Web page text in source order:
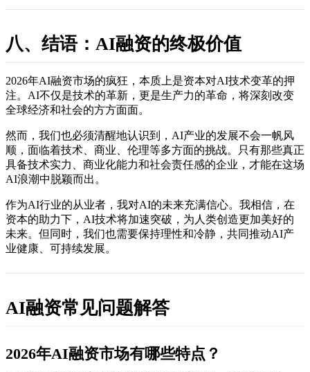
八、结语：AI融资的终极价值
2026年AI融资市场的疯狂，本质上是资本对AI技术变革的押
注。AI不仅是技术的革新，更是生产力的革命，将深刻改变
全球经济和社会的方方面面。
然而，我们也必须清醒地认识到，AI产业的发展不会一帆风
顺，面临着技术、商业、伦理等多方面的挑战。只有那些真正
具备技术实力、商业化能力和社会责任感的企业，才能在这场
AI浪潮中脱颖而出。
作为AI行业的从业者，我对AI的未来充满信心。我相信，在
资本的助力下，AI技术将加速突破，为人类创造更加美好的
未来。但同时，我们也需要保持理性和冷静，共同推动AI产
业健康、可持续发展。
AI融资常见问题解答
2026年AI融资市场有哪些特点？